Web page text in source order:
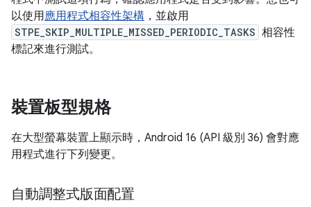
以使用應用程式相容性架構 ，並啟用
STPE_SKIP_MULTIPLE_MISSED_PERIODIC_TASKS 相容性
標記來進行測試。
裝置板型規格
在大型螢幕裝置上顯示時，Android 16 (API 級別 36) 會對應
用程式進行下列變更。
自動調整式版面配置